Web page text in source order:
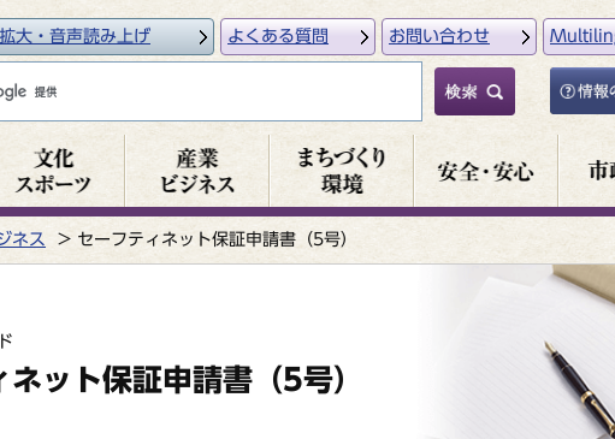
大・音声読み上げ よくある質問 お問い合わせ
ネス セーフティネット保証申請書（5号）
ネット保証申請書（5号）